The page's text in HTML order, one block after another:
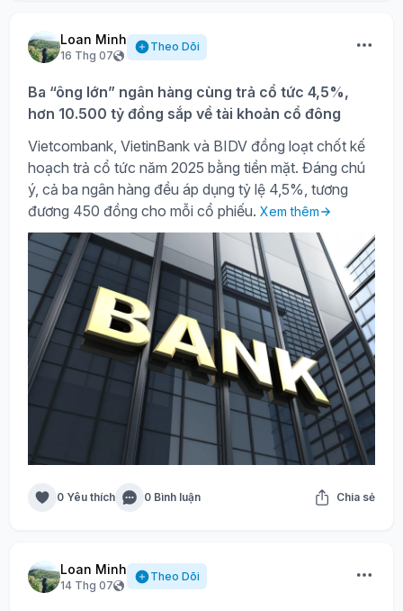
Loan Minh
16 Thg 07
Theo Dõi
Ba “ông lớn” ngân hàng cùng trả cổ tức 4,5%,
hơn 10.500 tỷ đồng sắp về tài khoản cổ đông
Vietcombank, VietinBank và BIDV đồng loạt chốt kế
hoạch trả cổ tức năm 2025 bằng tiền mặt. Đáng chú
ý, cả ba ngân hàng đều áp dụng tỷ lệ 4,5%, tương
đương 450 đồng cho mỗi cổ phiếu. Xem thêm
0 Yêu thích 0 Bình luận Chia sẻ
Loan Minh
14 Thg 07
Theo Dõi